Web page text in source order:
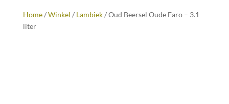
Home/Winkel / Lambiek/ Oud Beersel Oude Faro – 3.1
liter